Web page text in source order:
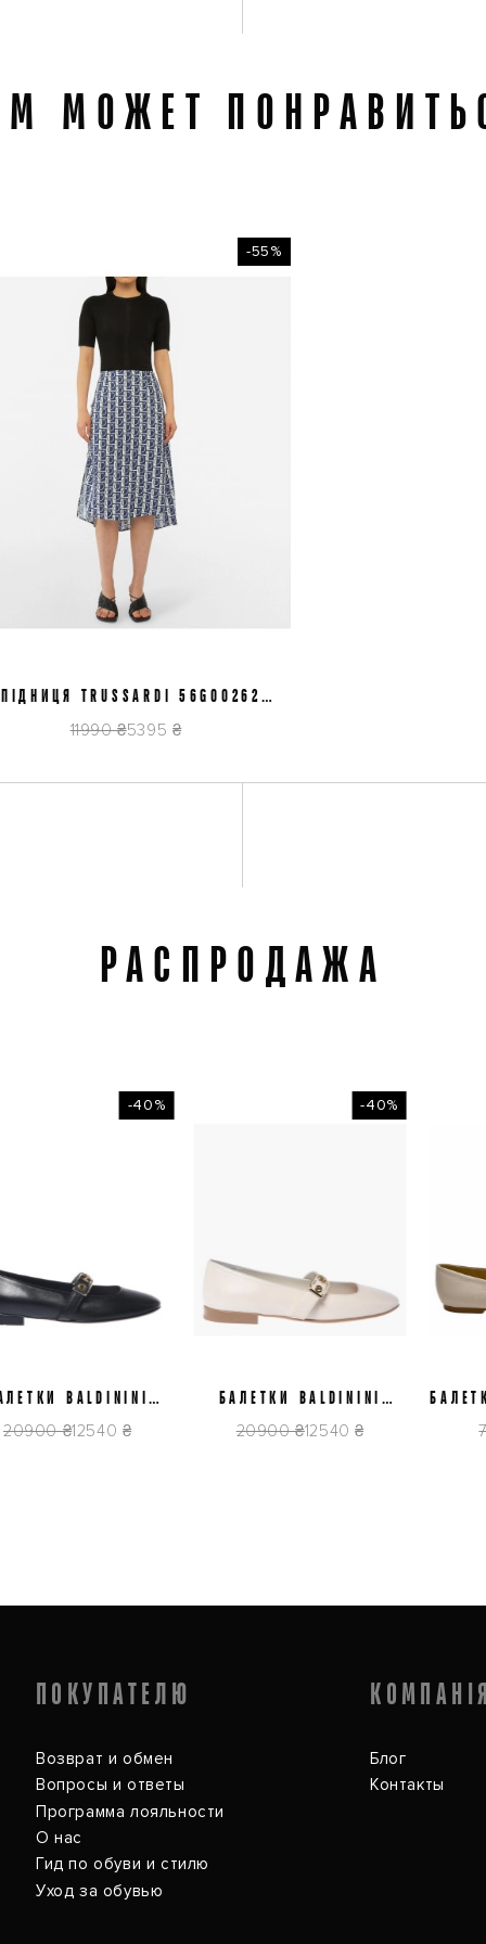
МОЖЕТ
-55%
S/40
TRUSSARDI 56G00262
11990 ₴5395 ₴
РАСПРОДАЖА
-40%
3939,5 40
BALDININI
₴12540 ₴
-40%
3738
БАЛЕТКИ BALDININI
20900 ₴12540 ₴
БАЛЕТКИ
ПОКУПАТЕЛЮ
Возврат и обмен
Вопросы и ответы
Программа лояльности
О нас
Гид по обуви и стилю
Уход за обувью
Блог
Контакты